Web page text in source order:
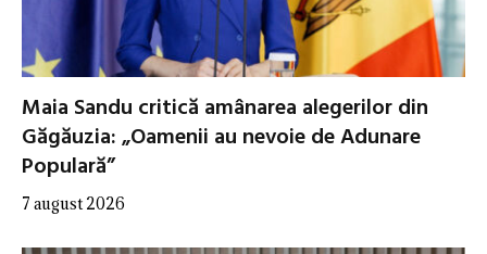
Maia Sandu critică amânarea alegerilor din
Găgăuzia: „Oamenii au nevoie de Adunare
Populară”
7 august 2026